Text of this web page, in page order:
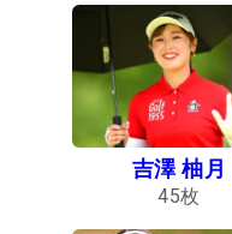
吉澤 柚月
45枚